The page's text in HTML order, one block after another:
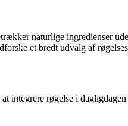
naturlige ingredienser
et bredt udvalg af
integrere røgelse i